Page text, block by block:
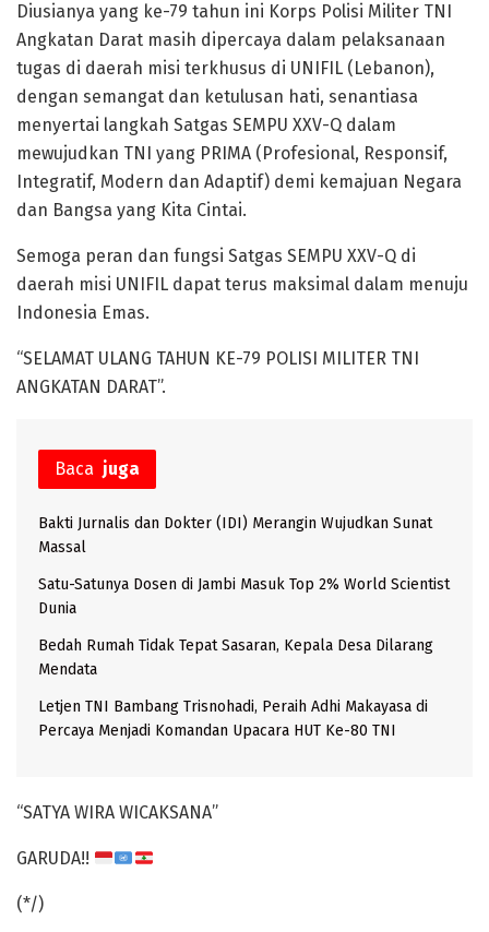
Diusianya yang ke-79 tahun ini Korps Polisi Militer TNI
Angkatan Darat masih dipercaya dalam pelaksanaan
tugas di daerah misi terkhusus di UNIFIL (Lebanon),
dengan semangat dan ketulusan hati, senantiasa
menyertai langkah Satgas SEMPU XXV-Q dalam
mewujudkan TNI yang PRIMA (Profesional, Responsif,
Integratif, Modern dan Adaptif) demi kemajuan Negara
dan Bangsa yang Kita Cintai.
Semoga peran dan fungsi Satgas SEMPU XXV-Q di
daerah misi UNIFIL dapat terus maksimal dalam menuju
Indonesia Emas.
“SELAMAT ULANG TAHUN KE-79 POLISI MILITER TNI
ANGKATAN DARAT”.
Baca juga
Bakti Jurnalis dan Dokter (IDI) Merangin Wujudkan Sunat
Massal
Satu-Satunya Dosen di Jambi Masuk Top 2% World Scientist
Dunia
Bedah Rumah Tidak Tepat Sasaran, Kepala Desa Dilarang
Mendata
Letjen TNI Bambang Trisnohadi, Peraih Adhi Makayasa di
Percaya Menjadi Komandan Upacara HUT Ke-80 TNI
“SATYA WIRA WICAKSANA”
GARUDA!!
(*/)